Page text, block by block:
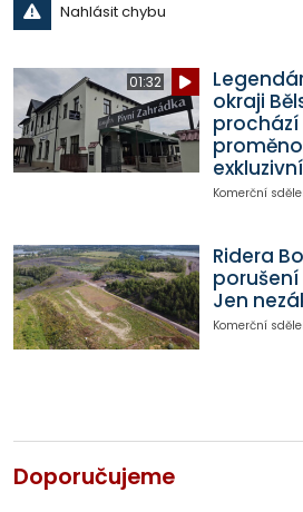
Nahlásit chybu
01:32
okraji
Komerční
Ridera
porušení
Jen
Komerční
Doporučujeme